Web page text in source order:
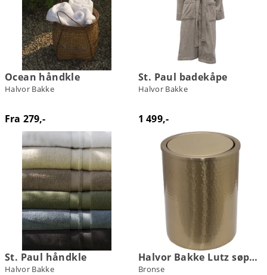
Ocean håndkle
Halvor Bakke
Fra 279,-
St. Paul badekåpe
Halvor Bakke
1 499,-
St. Paul håndkle
Halvor Bakke
Halvor Bakke Lutz søppelbøtte
Bronse